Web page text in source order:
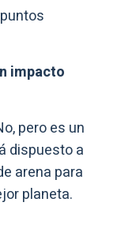
impacto
pero es un
dispuesto a
arena para
planeta.